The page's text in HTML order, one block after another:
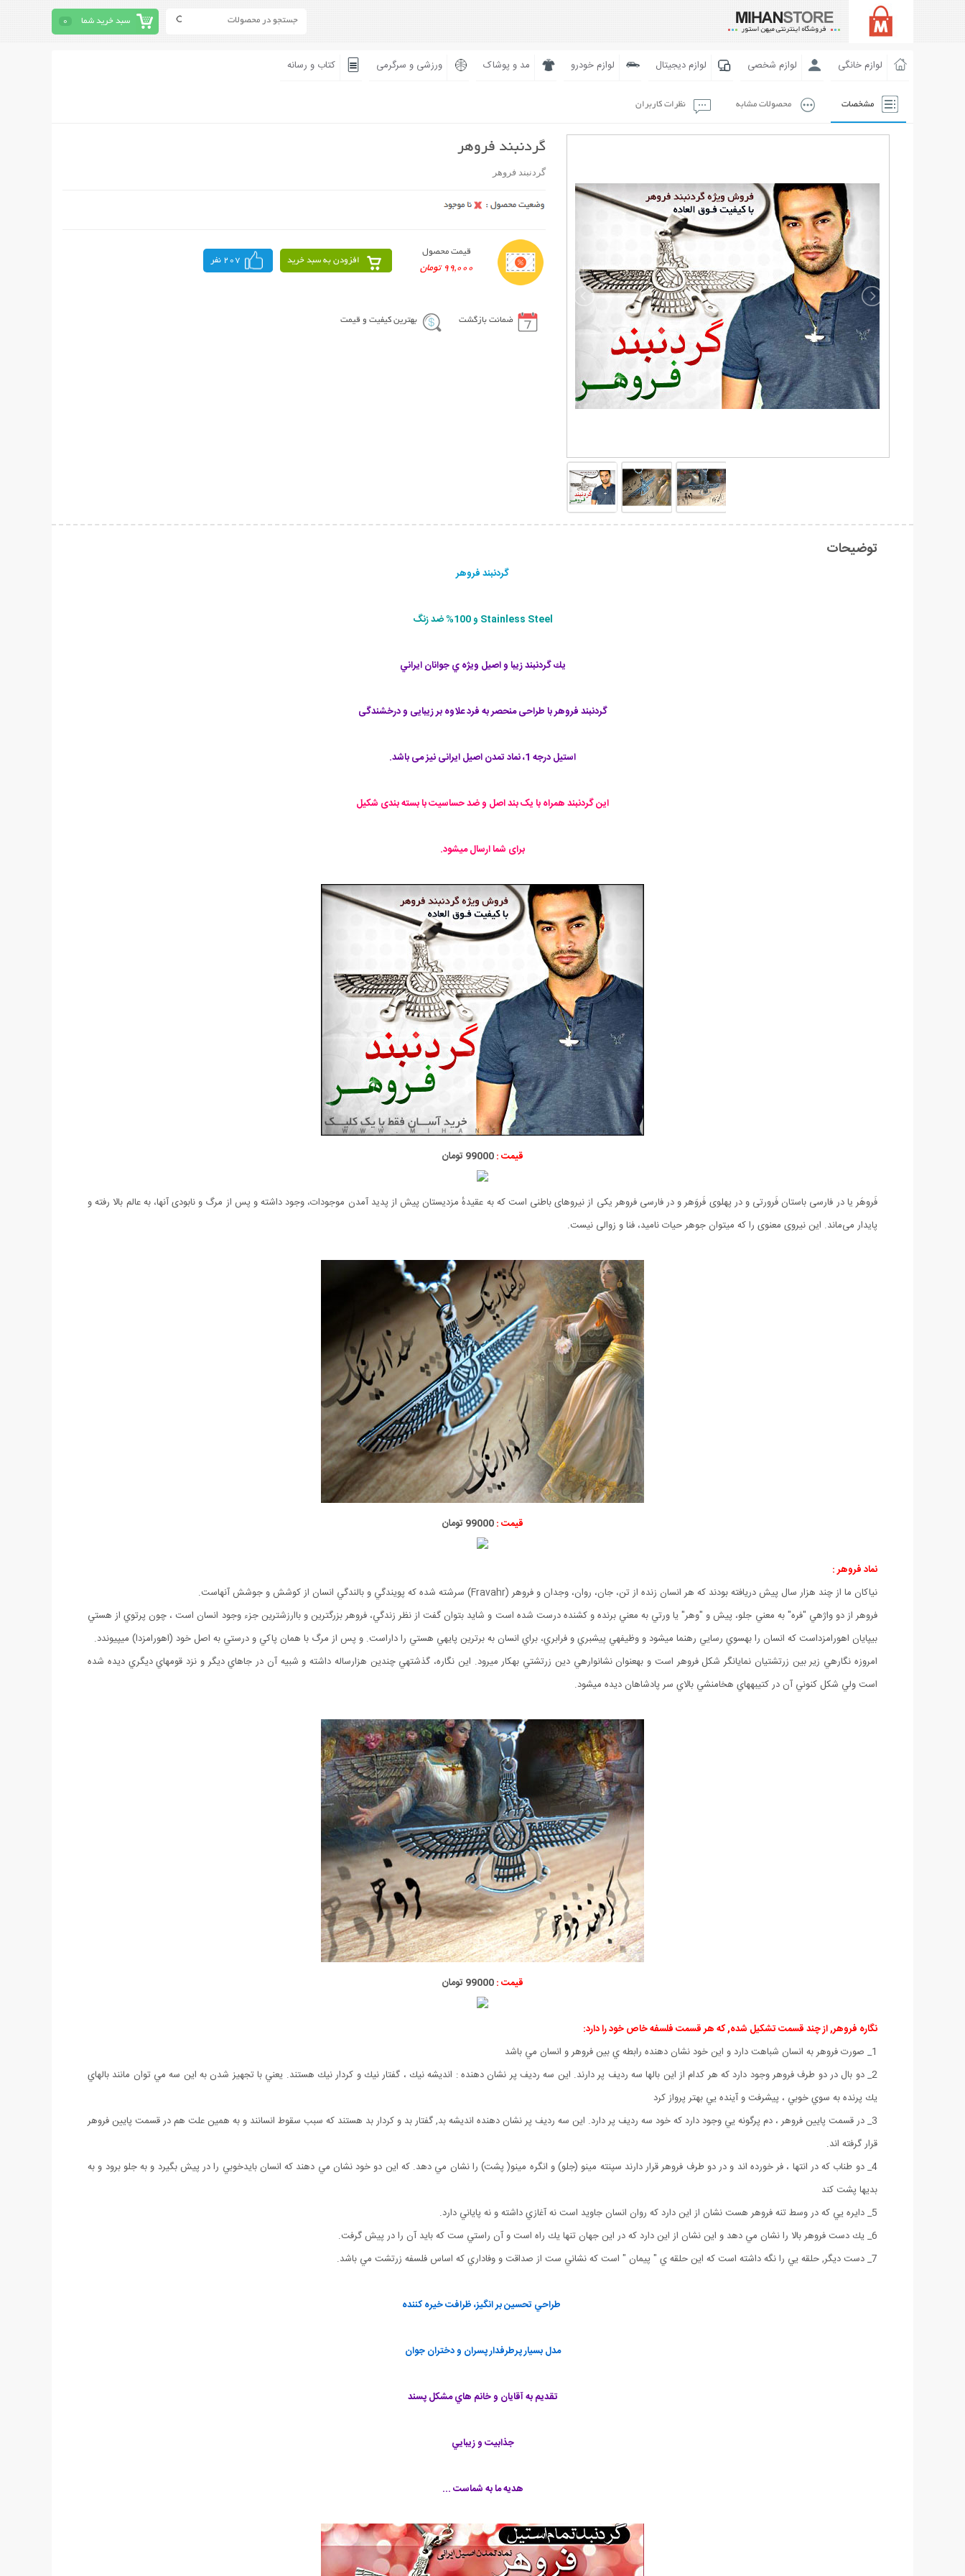
سبد خرید شما 0
لوازم خانگی لوازم شخصی لوازم دیجیتال لوازم خودرو مد و پوشاک ورزشی و سرگرمی کتاب و رسانه
مشخصات محصولات مشابه نظرات کاربران
گردنبند فروهر
گردنبند فروهر
قیمت محصول
99,000 تومان
افزودن به سبد خرید 207 نفر
ضمانت بازگشت بهترین کیفیت و قیمت
توضیحات
گردنبند فروهر
Stainless Steel و 100% ضد زنگ
يك گردنبند زيبا و اصيل ويژه ي جوانان ايراني
گردنبند فروهر با طراحی منحصر به فرد علاوه بر زیبایی و درخشندگی
استیل درجه 1، نماد تمدن اصیل ایرانی نیز می باشد.
این گردنبند همراه با یک بند اصل و ضد حساسیت با بسته بندی شکیل
برای شما ارسال ميشود.
قیمت :99000 تومان
فَروهَر یا در فارسی باستان فَرورتی و در پهلوی فَروَهر و در فارسی فروهر یکی از نیروهای باطنی است که به عقیدهٔ مزدیستان پیش از پدید آمدن موجودات، وجود داشته و پس از مرگ و نابودی آنها، به عالم بالا رفته و
پایدار می‌ماند. این نیروی معنوی را که میتوان جوهر حیات نامید، فنا و زوالی نیست.
قیمت :99000 تومان
نماد فروهر :
نياكان ما از چند هزار سال پيش دريافته بودند كه هر انسان زنده از تن، جان، روان، وجدان و فروهر (Fravahr) سرشته شده كه پويندگي و بالندگي انسان از كوشش و جوشش آنهاست.
فروهر از دو واژهي "فره" به معني جلو، پيش و "وهر" يا ورتي به معني برنده و كشنده درست شده است و شايد بتوان گفت از نظر زندگي، فروهر بزرگترين و باارزشترين جزء وجود انسان است ، چون پرتوي از هستي
بيپايان اهورامزداست كه انسان را بهسوي رسايي رهنما ميشود و وظيفهي پيشبري و فرابري، براي انسان به برترين پايهي هستي را داراست. و پس از مرگ با همان پاكي و درستي به اصل خود (اهورامزدا) ميپيوندد.
امروزه نگارهي زير بين زرتشتيان نمايانگر شكل فروهر است و بهعنوان نشانوارهي دين زرتشتي بهكار ميرود. اين نگاره، گذشتهي چندين هزارساله داشته و شبيه آن در جاهاي ديگر و نزد قومهاي ديگري ديده شده
است ولي شكل كنوني آن در كتيبههاي هخامنشي بالاي سر پادشاهان ديده ميشود.
قیمت :99000 تومان
نگاره فروهر, از چند قسمت تشكيل شده, كه هر قسمت فلسفه خاص خود را دارد:
1_ صورت فروهر به انسان شباهت دارد و اين خود نشان دهنده رابطه ي بين فروهر و انسان مي باشد
2_ دو بال در دو طرف فروهر وجود دارد كه هر كدام از اين بالها سه رديف پر دارند. اين سه رديف پر نشان دهنده : انديشه نيك ، گفتار نيك و كردار نيك هستند. يعني با تجهيز شدن به اين سه مي توان مانند بالهاي
يك پرنده به سوي خوبي ، پيشرفت و آينده يي بهتر پرواز كرد
3_ در قسمت پايين فروهر ، دم پرگونه يي وجود دارد كه خود سه رديف پر دارد. اين سه رديف پر نشان دهنده انديشه بد, گفتار بد و كردار بد هستند كه سبب سقوط انسانند و به همين علت هم در قسمت پايين فروهر
قرار گرفته اند.
4_ دو طناب كه در انتها ، فر خورده اند و در دو طرف فروهر قرار دارند سپنته مينو (جلو) و انگره مينو( پشت) را نشان مي دهد. كه اين دو خود نشان مي دهند كه انسان بايدخوبي را در پيش بگيرد و به جلو برود و به
بديها پشت كند
5_ دايره يي كه در وسط تنه فروهر هست نشان از اين دارد كه روان انسان جاويد است نه آغازي داشته و نه پاياني دارد.
6_ يك دست فروهر بالا را نشان مي دهد و اين نشان از اين دارد كه در اين جهان تنها يك راه است و آن راستي ست كه بايد آن را در پيش گرفت.
7_ دست ديگر, حلقه يي را نگه داشته است كه اين حلقه ي " پيمان " است كه نشاني ست از صداقت و وفاداري كه اساس فلسفه زرتشت مي باشد.
طراحي تحسين بر انگيز، ظرافت خيره كننده
مدل بسيار پرطرفدار پسران و دختران جوان
تقديم به آقايان و خانم هاي مشكل پسند
جذابيت و زيبايي
هديه ما به شماست ...